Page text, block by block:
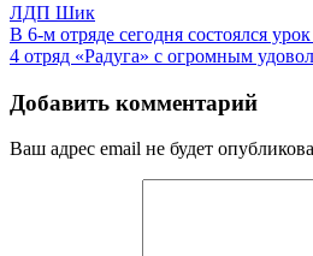
ЛДП Шик
Навигация
по
записям
В 6-м отряде сегодня состоялся
4 отряд «Радуга» с огромным
Добавить комментарий
Ваш адрес email не будет